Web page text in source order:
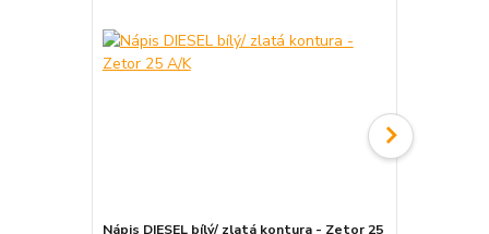
Nápis DIESEL bílý/ zlatá kontura - Zetor 25